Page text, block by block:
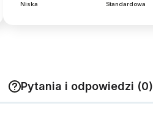
Niska Standardowa
Pytania i odpowiedzi (0)